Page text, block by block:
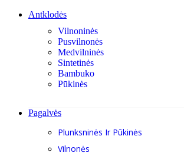
Antklodės
Vilnoninės
Pusvilnonės
Medvilninės
Sintetinės
Bambuko
Pūkinės
Pagalvės
Plunksninės Ir Pūkinės
Vilnonės